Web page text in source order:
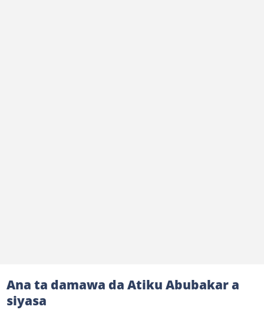
Ana ta damawa da Atiku Abubakar a
siyasa